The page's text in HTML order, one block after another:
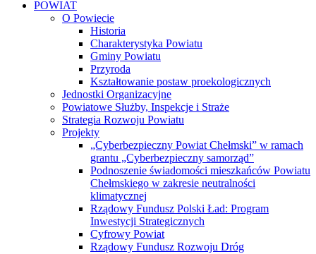
POWIAT
O Powiecie
Historia
Charakterystyka Powiatu
Gminy Powiatu
Przyroda
Kształtowanie postaw proekologicznych
Jednostki Organizacyjne
Powiatowe Służby, Inspekcje i Straże
Strategia Rozwoju Powiatu
Projekty
„Cyberbezpieczny Powiat Chełmski” w ramach
grantu „Cyberbezpieczny samorząd”
Podnoszenie świadomości mieszkańców Powiatu
Chełmskiego w zakresie neutralności
klimatycznej
Rządowy Fundusz Polski Ład: Program
Inwestycji Strategicznych
Cyfrowy Powiat
Rządowy Fundusz Rozwoju Dróg